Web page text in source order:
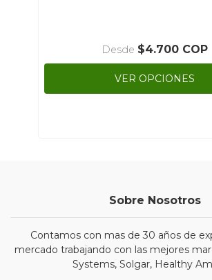
Desde $4.700 COP
VER OPCIONES
Sobre Nosotros
Contamos con mas de 30 años de
mercado trabajando con las mejores
Systems, Solgar, Healthy